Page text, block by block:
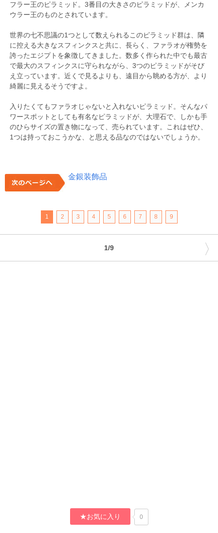
フラー王のピラミッド。3番目の大きさのピラミッドが、メンカ
ウラー王のものとされています。
世界の七不思議の1つとして数えられるこのピラミッド群は、隣
に控える大きなスフィンクスと共に、長らく、ファラオが権勢を
誇ったエジプトを象徴してきました。数多く作られた中でも最古
で最大のスフィンクスに守られながら、3つのピラミッドがそび
え立っています。近くで見るよりも、遠目から眺める方が、より
綺麗に見えるそうですよ。
入りたくてもファラオじゃないと入れないピラミッド。そんなパ
ワースポットとしても有名なピラミッドが、大理石で、しかも手
のひらサイズの置き物になって、売られています。これはぜひ、
1つは持っておこうかな、と思える品なのではないでしょうか。
金銀装飾品
1 2 3 4 5 6 7 8 9
1/9 〉
★お気に入り 0